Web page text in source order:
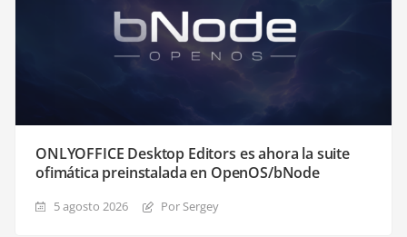
ONLYOFFICE Desktop Editors es ahora la suite
ofimática preinstalada en OpenOS/bNode
5 agosto 2026 Por Sergey